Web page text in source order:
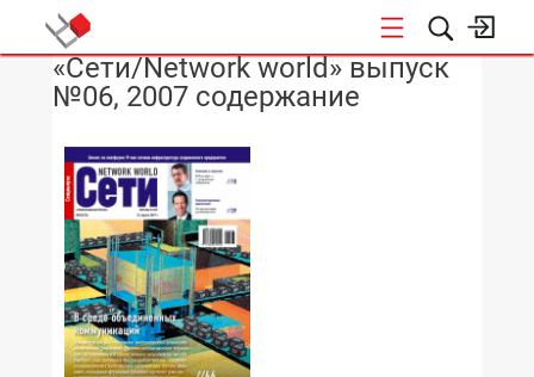
НОВОСТИ
«Сети/Network world» выпуск
№06, 2007 содержание